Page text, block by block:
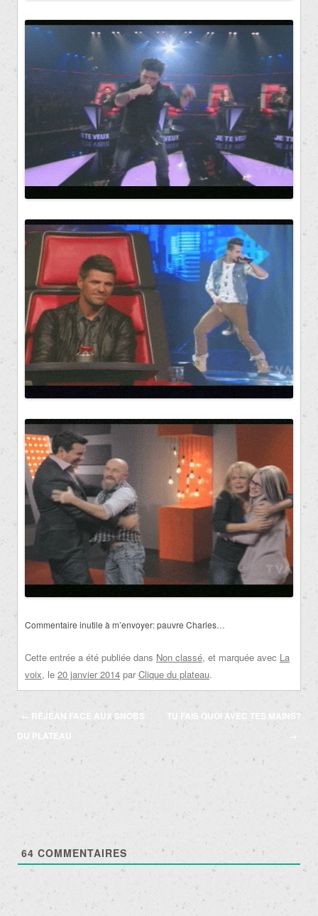
Commentaire inutile à m’envoyer: pauvre Charles…
Cette entrée a été publiée dans Non classé, et marquée avec La
voix, le 20 janvier 2014 par Clique du plateau.
Navigation
des
articles
← RÉJEAN FACE AUX SNOBS
DU PLATEAU
TU FAIS QUOI AVEC TES MAINS?
→
64 COMMENTAIRES